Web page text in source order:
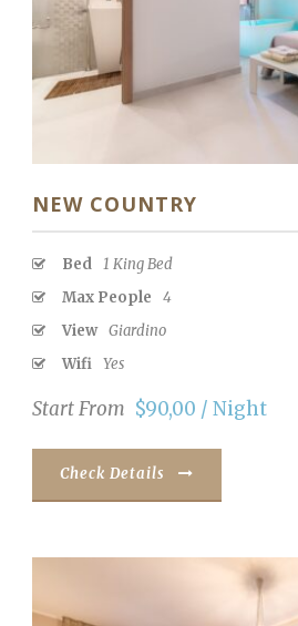
NEW COUNTRY
Bed 1 King Bed
Max People
4
View Giardino
Wifi Yes
Start From $90,00 / Night
Check Details